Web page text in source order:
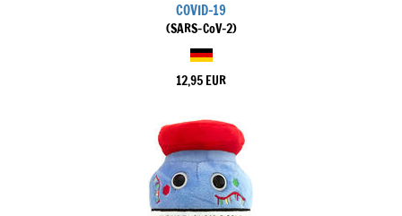
COVID-19
(SARS-CoV-2)
12,95 EUR